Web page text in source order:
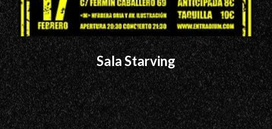
Sala Starving